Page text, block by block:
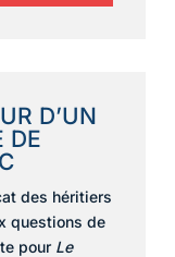
D’UN
DE
des héritiers
questions de
pour Le